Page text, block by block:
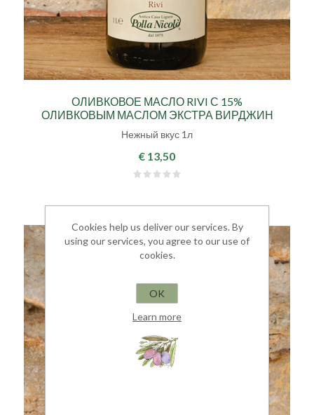
ОЛИВКОВОЕ МАСЛО RIVI С 15%
ОЛИВКОВЫМ МАСЛОМ ЭКСТРА ВИРДЖИН
Нежный вкус 1л
€ 13,50
Cookies help us deliver our services. By
using our services, you agree to our use of
cookies.
OK
Learn more